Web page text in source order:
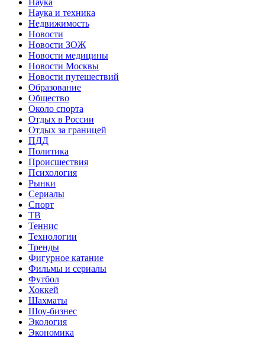
Наука и техника
Недвижимость
Новости
Новости ЗОЖ
Новости медицины
Новости Москвы
Новости путешествий
Образование
Общество
Около спорта
Отдых в России
Отдых за границей
ПДД
Политика
Происшествия
Психология
Рынки
Сериалы
Спорт
ТВ
Теннис
Технологии
Тренды
Фигурное катание
Фильмы и сериалы
Футбол
Хоккей
Шахматы
Шоу-бизнес
Экология
Экономика